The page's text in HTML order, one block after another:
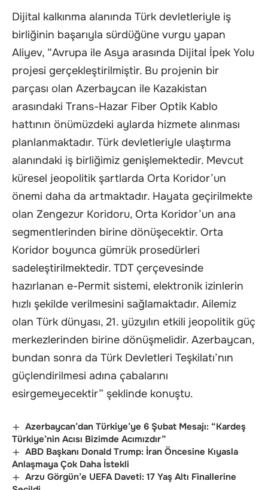
Dijital kalkınma alanında Türk devletleriyle iş
birliğinin başarıyla sürdüğüne vurgu yapan
Aliyev, “Avrupa ile Asya arasında Dijital İpek Yolu
projesi gerçekleştirilmiştir. Bu projenin bir
parçası olan Azerbaycan ile Kazakistan
arasındaki Trans-Hazar Fiber Optik Kablo
hattının önümüzdeki aylarda hizmete alınması
planlanmaktadır. Türk devletleriyle ulaştırma
alanındaki iş birliğimiz genişlemektedir. Mevcut
küresel jeopolitik şartlarda Orta Koridor’un
önemi daha da artmaktadır. Hayata geçirilmekte
olan Zengezur Koridoru, Orta Koridor’un ana
segmentlerinden birine dönüşecektir. Orta
Koridor boyunca gümrük prosedürleri
sadeleştirilmektedir. TDT çerçevesinde
hazırlanan e-Permit sistemi, elektronik izinlerin
hızlı şekilde verilmesini sağlamaktadır. Ailemiz
olan Türk dünyası, 21. yüzyılın etkili jeopolitik güç
merkezlerinden birine dönüşmelidir. Azerbaycan,
bundan sonra da Türk Devletleri Teşkilatı’nın
güçlendirilmesi adına çabalarını
esirgemeyecektir” şeklinde konuştu.
Azerbaycan’dan Türkiye’ye 6 Şubat Mesajı: “Kardeş
Türkiye’nin Acısı Bizimde Acımızdır”
ABD Başkanı Donald Trump: İran Öncesine Kıyasla
Anlaşmaya Çok Daha İstekli
Arzu Görgün’e UEFA Daveti: 17 Yaş Altı Finallerine